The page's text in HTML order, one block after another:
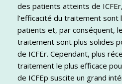
des patients atteints de
l’efficacité du traitement sont
patients et, par conséquent,
traitement sont plus solides
de ICFEr. Cependant, plus
traitement le plus efficace
de ICFEp suscite un grand